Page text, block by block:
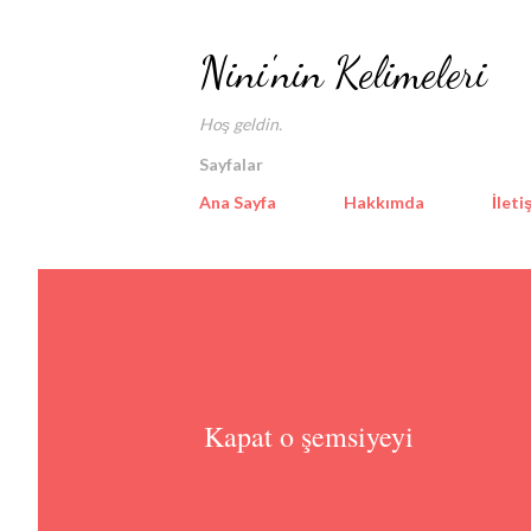
Nini'nin Kelimeleri
Hoş geldin.
Sayfalar
Ana Sayfa
Hakkımda
Kapat o şemsiyeyi